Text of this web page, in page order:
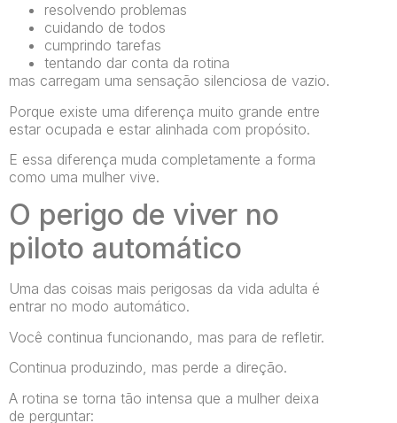
resolvendo problemas
cuidando de todos
cumprindo tarefas
tentando dar conta da rotina
mas carregam uma sensação silenciosa de vazio.
Porque existe uma diferença muito grande entre
estar ocupada e estar alinhada com propósito.
E essa diferença muda completamente a forma
como uma mulher vive.
O perigo de viver no
piloto automático
Uma das coisas mais perigosas da vida adulta é
entrar no modo automático.
Você continua funcionando, mas para de refletir.
Continua produzindo, mas perde a direção.
A rotina se torna tão intensa que a mulher deixa
de perguntar: